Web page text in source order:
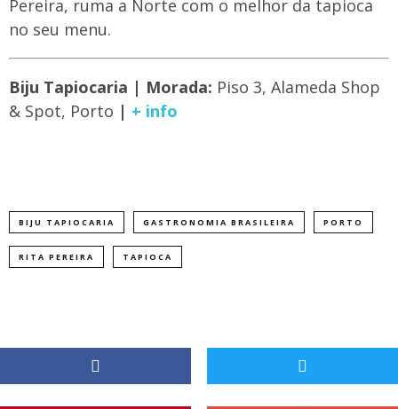
Pereira, ruma a Norte com o melhor da tapioca
no seu menu.
Biju Tapiocaria | Morada: Piso 3, Alameda Shop
& Spot, Porto | + info
BIJU TAPIOCARIA GASTRONOMIA BRASILEIRA PORTO
RITA PEREIRA TAPIOCA